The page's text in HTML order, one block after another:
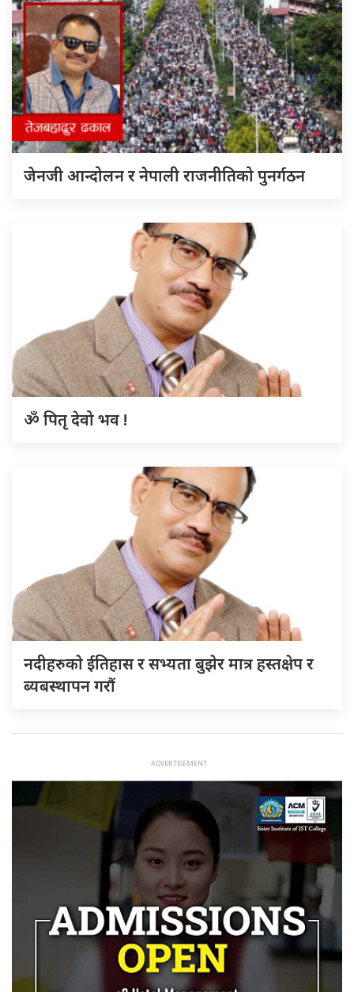
जेनजी आन्दोलन र नेपाली राजनीतिको पुनर्गठन
ॐ पितृ देवो भव !
नदीहरुकाे ईतिहास र सभ्यता बुझेर मात्र हस्तक्षेप र
ब्यबस्थापन गराैं